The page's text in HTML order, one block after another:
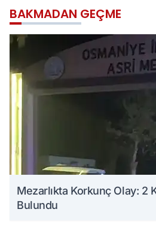
BAKMADAN GEÇME
Mezarlıkta Korkunç Olay: 2
Bulundu